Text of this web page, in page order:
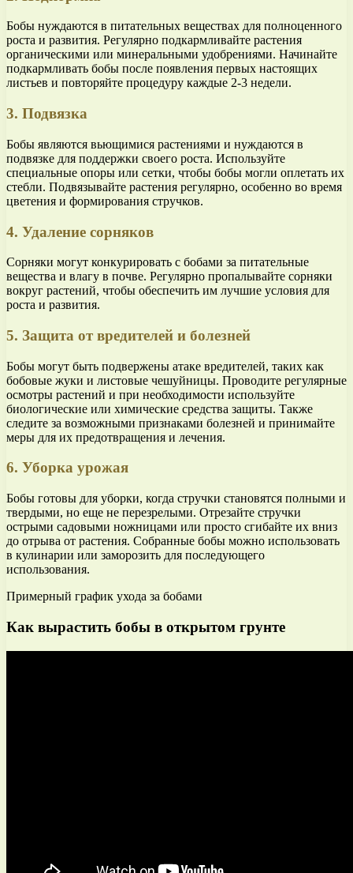
Бобы нуждаются в питательных веществах для полноценного
роста и развития. Регулярно подкармливайте растения
органическими или минеральными удобрениями. Начинайте
подкармливать бобы после появления первых настоящих
листьев и повторяйте процедуру каждые 2-3 недели.
3. Подвязка
Бобы являются вьющимися растениями и нуждаются в
подвязке для поддержки своего роста. Используйте
специальные опоры или сетки, чтобы бобы могли оплетать их
стебли. Подвязывайте растения регулярно, особенно во время
цветения и формирования стручков.
4. Удаление сорняков
Сорняки могут конкурировать с бобами за питательные
вещества и влагу в почве. Регулярно пропалывайте сорняки
вокруг растений, чтобы обеспечить им лучшие условия для
роста и развития.
5. Защита от вредителей и болезней
Бобы могут быть подвержены атаке вредителей, таких как
бобовые жуки и листовые чешуйницы. Проводите регулярные
осмотры растений и при необходимости используйте
биологические или химические средства защиты. Также
следите за возможными признаками болезней и принимайте
меры для их предотвращения и лечения.
6. Уборка урожая
Бобы готовы для уборки, когда стручки становятся полными и
твердыми, но еще не перезрелыми. Отрезайте стручки
острыми садовыми ножницами или просто сгибайте их вниз
до отрыва от растения. Собранные бобы можно использовать
в кулинарии или заморозить для последующего
использования.
Примерный график ухода за бобами
Как вырастить бобы в открытом грунте